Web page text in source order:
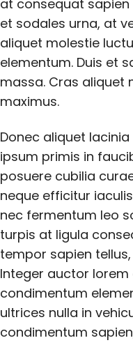
at consequat
et sodales urna, at
aliquet molestie
elementum. Duis et
massa. Cras aliquet
maximus.
Donec aliquet
ipsum primis in
posuere cubilia
neque efficitur
nec fermentum leo
turpis at ligula
tempor sapien
Integer auctor lorem
condimentum
ultrices nulla in
condimentum